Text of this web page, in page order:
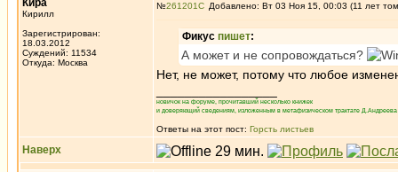
Кира
Кирилл
Зарегистрирован:
18.03.2012
Суждений: 11534
Откуда: Москва
№261201 Добавлено: Вт 03 Ноя 15, 00:03 (11 лет
Фикус пишет:
А может и не сопровождаться?
Нет, не может, потому что любое
новичок на форуме, прочитавший несколько книжек
и доверяющий сведениям, изложенным в метафизическом трактате
Ответы на этот пост: Горсть листьев
Наверх